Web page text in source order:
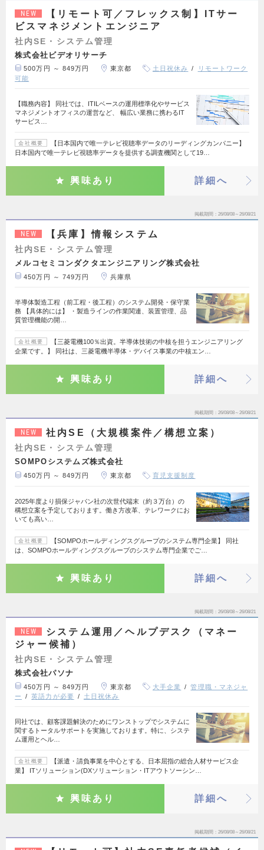
NEW
【リモート可／フレックス制】ITサー
ビスマネジメントエンジニア
社内SE・システム管理
株式会社ビデオリサーチ
500万円 ～ 849万円 東京都 土日祝休み
リモートワーク
可能
【職務内容】 同社では、ITILベースの運用標準化やサービス
マネジメントオフィスの運営など、 幅広い業務に携わるIT
サービス…
会社概要
【日本国内で唯一テレビ視聴率データのリーディングカンパニー】
日本国内で唯一テレビ視聴率データを提供する調査機関として19…
興味あり 詳細へ
掲載期間 26/08/08～26/08/21
NEW 【兵庫】情報システム
社内SE・システム管理
メルコセミコンダクタエンジニアリング株式会社
450万円 ～ 749万円 兵庫県
半導体製造工程（前工程・後工程）のシステム開発・保守業
務 【具体的には】 ・製造ラインの作業関連、装置管理、品
質管理機能の開…
会社概要
【三菱電機100％出資。半導体技術の中核を担うエンジニアリング
企業です。】 同社は、三菱電機半導体・デバイス事業の中核エン…
興味あり 詳細へ
掲載期間 26/08/08～26/08/21
NEW 社内SE（大規模案件／構想立案）
社内SE・システム管理
SOMPOシステムズ株式会社
450万円 ～ 849万円 東京都 育児支援制度
2025年度より損保ジャパン社の次世代端末（約３万台）の
構想立案を予定しております。働き方改革、テレワークにお
いても高い…
会社概要
【SOMPOホールディングスグループのシステム専門企業】 同社
は、SOMPOホールディングスグループのシステム専門企業でご…
興味あり 詳細へ
掲載期間 26/08/08～26/08/21
NEW
システム運用／ヘルプデスク（マネー
ジャー候補）
社内SE・システム管理
株式会社パソナ
450万円 ～ 849万円 東京都 大手企業
管理職・マネジャ
ー
英語力が必要 土日祝休み
同社では、顧客課題解決のためにワンストップでシステムに
関するトータルサポートを実施しております。特に、システ
ム運用とヘル…
会社概要
【派遣・請負事業を中心とする、日本屈指の総合人材サービス企
業】 ITソリューション(DXソリューション・ITアウトソーシン…
興味あり 詳細へ
掲載期間 26/08/08～26/08/21